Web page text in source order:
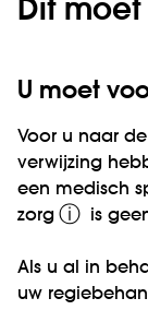
Dit
U moet
Voor u naar
verwijzing
een medisch
zorg ⓘ is
Als u al in
uw